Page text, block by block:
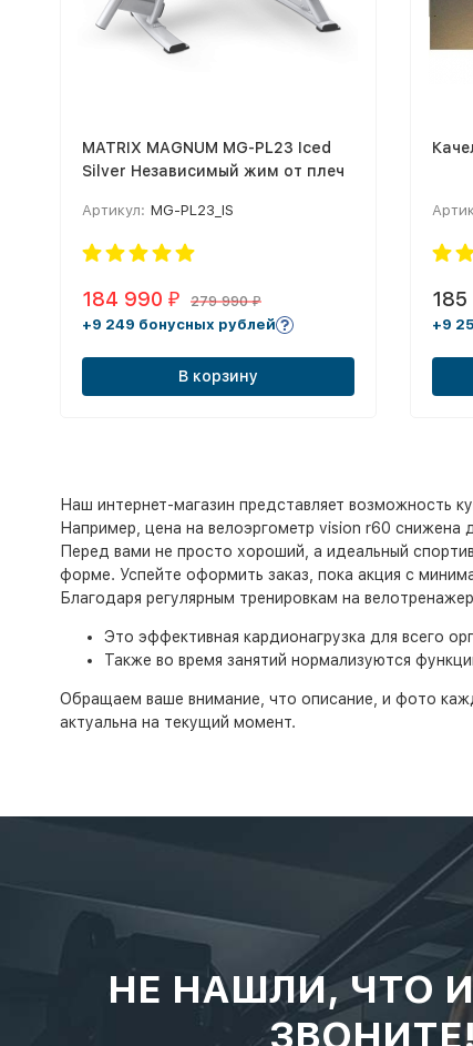
MATRIX MAGNUM MG-PL23 Iced
Silver Независимый жим от плеч
Артикул: MG-PL23_IS
184 990 ₽ 279 990₽
+9 249 бонусных рублей
В корзину
+9
Наш интернет-магазин представляет возможность
Например, цена на велоэргометр vision r60
Перед вами не просто хороший, а идеальный
форме. Успейте оформить заказ, пока акция с
Благодаря регулярным тренировкам на
Это эффективная кардионагрузка для всего
Также во время занятий нормализуются
Обращаем ваше внимание, что описание, и фото
актуальна на текущий момент.
НЕ НАШЛИ, ЧТО
ЗВОНИТЕ!